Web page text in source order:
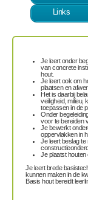
Links
Je leert onder
van concrete
hout.
Je leert ook om
plaatsen en
Het is daarbij
veiligheid, milieu,
toepassen in de
Onder
voor te bereiden
Jebewerkt
oppervlakken in
Je leertbeslag te
Jeplaatsthouten
Je leert brede
kunnen maken in de
Basis hout bereidt